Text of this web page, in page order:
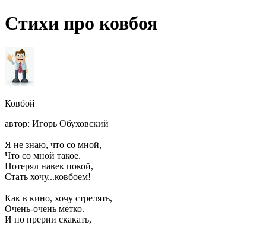
Стихи про ковбоя
Ковбой
автор: Игорь Обуховский
Я не знаю, что со мной,
Что со мной такое.
Потерял навек покой,
Стать хочу...ковбоем!
Как в кино, хочу стрелять,
Очень-очень метко.
И по прерии скакать,